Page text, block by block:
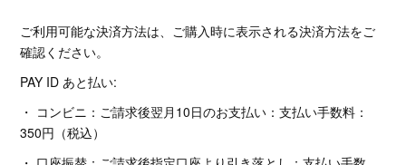
ご利用可能な決済方法は、ご購入時に表示される決済方法をご
確認ください。
PAY ID あと払い:
・ コンビニ：ご請求後翌月10日のお支払い：支払い手数料：
350円（税込）